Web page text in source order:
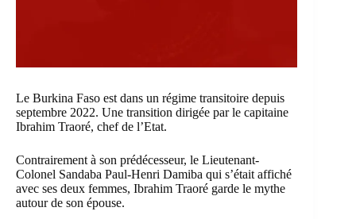
Le Burkina Faso est dans un régime transitoire depuis
septembre 2022. Une transition dirigée par le capitaine
Ibrahim Traoré, chef de l’Etat.
Contrairement à son prédécesseur, le Lieutenant-
Colonel Sandaba Paul-Henri Damiba qui s’était affiché
avec ses deux femmes, Ibrahim Traoré garde le mythe
autour de son épouse.